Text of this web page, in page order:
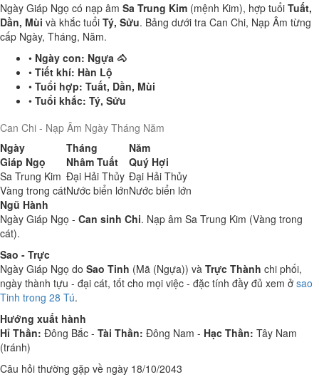
Ngày Giáp Ngọ có nạp âm Sa Trung Kim (mệnh Kim), hợp tuổi Tuất,
Dần, Mùi và khắc tuổi Tý, Sửu. Bảng dưới tra Can Chi, Nạp Âm từng
cấp Ngày, Tháng, Năm.
• Ngày con: Ngựa 🐴
• Tiết khí: Hàn Lộ
• Tuổi hợp: Tuất, Dần, Mùi
• Tuổi khắc: Tý, Sửu
Can Chi - Nạp Âm Ngày Tháng Năm
Ngày
Tháng
Năm
Giáp Ngọ
Nhâm Tuất
Quý Hợi
Sa Trung Kim Đại Hải Thủy Đại Hải Thủy
Vàng trong cátNước biển lớnNước biển lớn
Ngũ Hành
Ngày Giáp Ngọ - Can sinh Chi. Nạp âm Sa Trung Kim (Vàng trong
cát).
Sao - Trực
Ngày Giáp Ngọ do Sao Tinh (Mã (Ngựa)) và Trực Thành chi phối,
ngày thành tựu - đại cát, tốt cho mọi việc - đặc tính đầy đủ xem ở sao
Tinh trong 28 Tú.
Hướng xuất hành
Hỉ Thần: Đông Bắc - Tài Thần: Đông Nam - Hạc Thần: Tây Nam
(tránh)
Câu hỏi thường gặp về ngày 18/10/2043